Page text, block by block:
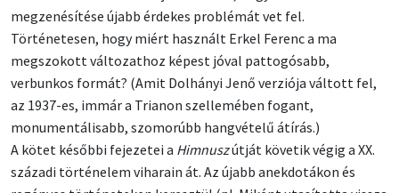
megzenésítése újabb érdekes problémát vet fel.
Történetesen, hogy miért használt Erkel Ferenc a ma
megszokott változathoz képest jóval pattogósabb,
verbunkos formát? (Amit Dolhányi Jenő verziója váltott fel,
az 1937-es, immár a Trianon szellemében fogant,
monumentálisabb, szomorúbb hangvételű átírás.)
A kötet későbbi fejezetei a Himnuszútját követik végig a XX.
századi történelem viharain át. Az újabb anekdotákon és